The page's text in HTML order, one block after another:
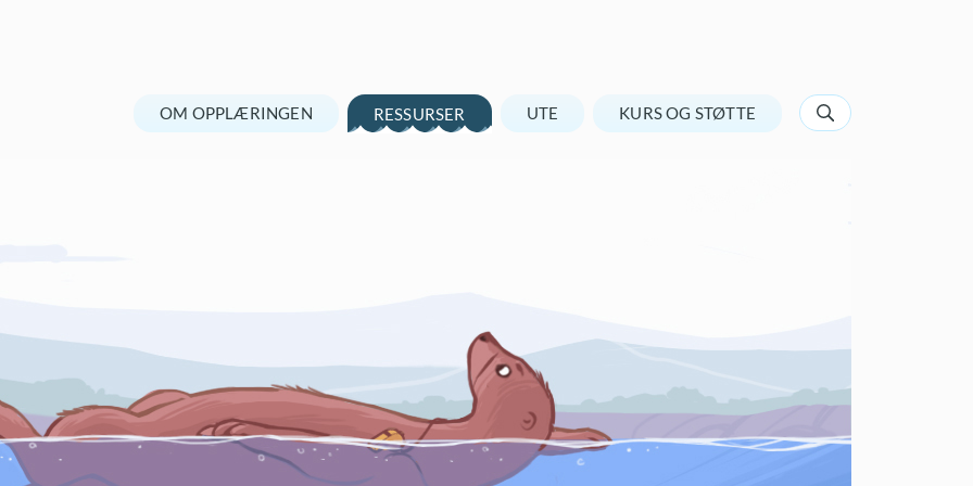
OM OPPLÆRINGEN RESSURSER UTE KURS OG STØTTE